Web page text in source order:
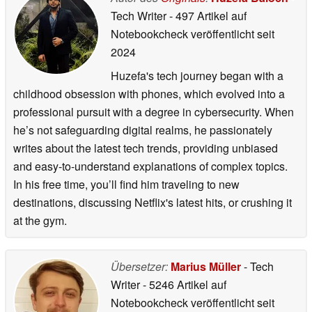
Tech Writer- 497 Artikel auf
Notebookcheck veröffentlichtseit
2024
Huzefa's tech journey began with a
childhood obsession with phones, which evolved into a
professional pursuit with a degree in cybersecurity. When
he’s not safeguarding digital realms, he passionately
writes about the latest tech trends, providing unbiased
and easy-to-understand explanations of complex topics.
In his free time, you’ll find him traveling to new
destinations, discussing Netflix's latest hits, or crushing it
at the gym.
Übersetzer: Marius Müller- Tech
Writer- 5246 Artikel auf
Notebookcheck veröffentlichtseit